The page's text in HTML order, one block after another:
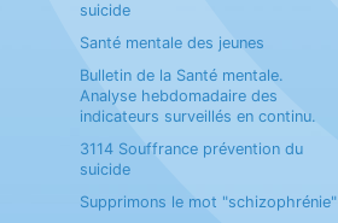
suicide
Santé mentale des jeunes
Bulletin de la Santé mentale.
Analyse hebdomadaire des
indicateurs surveillés en continu.
3114 Souffrance prévention du
suicide
Supprimons le mot "schizophrénie"